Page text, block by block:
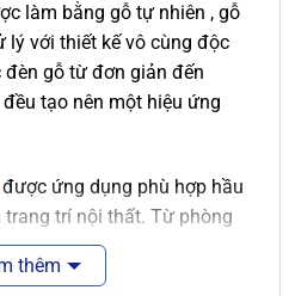
làm bằng gỗ tự nhiên , gỗ
lý với thiết kế vô cùng độc
gỗ từ đơn giản đến
tạo nên một hiệu ứng
được ứng dụng phù hợp hầu
trí nội thất. Từ phòng
bếp hay phòng ngủ cần
chiếc đèn gỗ phù hợp.
thêm